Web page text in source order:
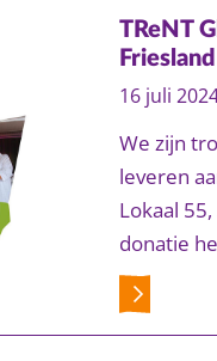
TReNT
16 juli
We zijn
leveren
Lokaal
donatie